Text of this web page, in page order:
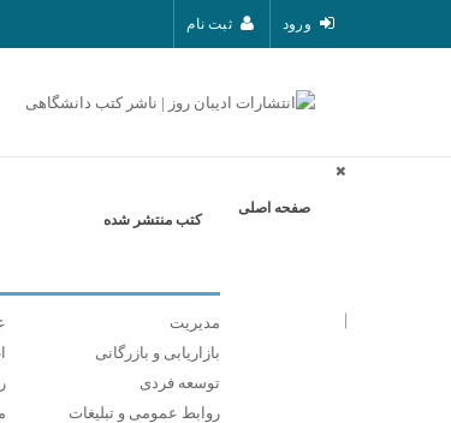
ورود ثبت نام
صفحه اصلی
کتب منتشر شده
مدیریت
بازاریابی و بازرگانی
توسعه فردی
روابط عمومی و تبلیغات